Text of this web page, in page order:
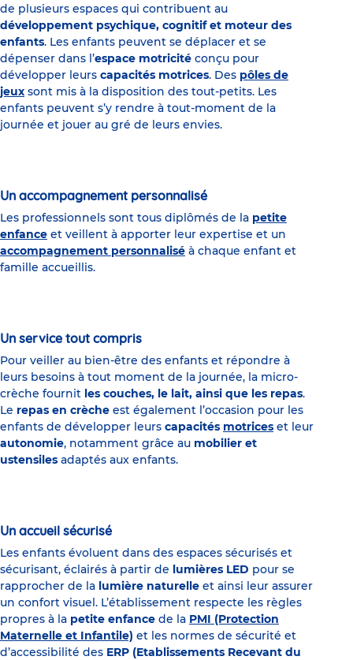
de plusieurs espaces qui contribuent au
développement psychique, cognitif et moteur des
enfants. Les enfants peuvent se déplacer et se
dépenser dans l’espace motricité conçu pour
développer leurs capacités motrices. Des pôles de
jeux sont mis à la disposition des tout-petits. Les
enfants peuvent s’y rendre à tout-moment de la
journée et jouer au gré de leurs envies.
Un accompagnement personnalisé
Les professionnels sont tous diplômés de la petite
enfance et veillent à apporter leur expertise et un
accompagnement personnalisé à chaque enfant et
famille accueillis.
Un service tout compris
Pour veiller au bien-être des enfants et répondre à
leurs besoins à tout moment de la journée, la micro-
crèche fournit les couches, le lait, ainsi que les repas.
Le repas en crèche est également l’occasion pour les
enfants de développer leurs capacités motrices et leur
autonomie, notamment grâce au mobilier et
ustensiles adaptés aux enfants.
Un accueil sécurisé
Les enfants évoluent dans des espaces sécurisés et
sécurisant, éclairés à partir de lumières LED pour se
rapprocher de la lumière naturelle et ainsi leur assurer
un confort visuel. L’établissement respecte les règles
propres à la petite enfance de la PMI (Protection
Maternelle et Infantile) et les normes de sécurité et
d’accessibilité des ERP (Etablissements Recevant du